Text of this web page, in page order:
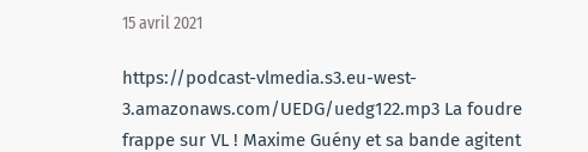
15 avril 2021
https://podcast-vlmedia.s3.eu-west-
3.amazonaws.com/UEDG/uedg122.mp3 La foudre
frappe sur VL ! Maxime Guény et sa bande agitent